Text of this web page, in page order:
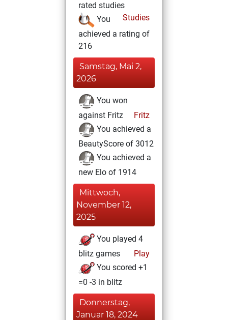
rated studies
Studies
You
achieved a rating of
216
Samstag, Mai 2,
2026
You won
against Fritz
Fritz
You achieved a
BeautyScore of 3012
You achieved a
new Elo of 1914
Mittwoch,
November 12,
2025
You played 4
blitz games
Play
You scored +1
=0 -3 in blitz
Donnerstag,
Januar 18, 2024